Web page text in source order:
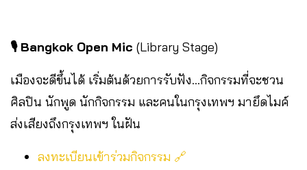
🎙️ Bangkok Open Mic (Library Stage)
เมืองจะดีขึ้นได้ เริ่มต้นด้วยการรับฟัง…กิจกรรมที่จะชวน
ศิลปิน นักพูด นักกิจกรรม และคนในกรุงเทพฯ มายึดไมค์
ส่งเสียงถึงกรุงเทพฯ ในฝัน
ลงทะเบียนเข้าร่วมกิจกรรม 🔗